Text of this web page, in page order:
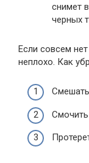
снимет
черных
Если совсем
неплохо. Как